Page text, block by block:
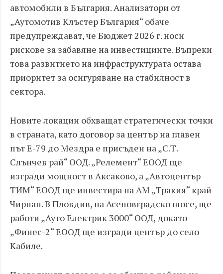
автомобили в България. Анализатори от
„Аутомотив Клъстер България“ обаче
предупреждават, че Бюджет 2026 г. носи
рискове за забавяне на инвестициите. Въпреки
това развитието на инфраструктурата остава
приоритет за осигуряване на стабилност в
сектора.
Новите локации обхващат стратегически точки
в страната, като договор за център на главен
път Е-79 до Мездра е присъден на „С.Т.
Слънчев рай“ ООД. „Релемент“ ЕООД ще
изгради мощност в Аксаково, а „Автоцентър
ТИМ“ ЕООД ще инвестира на АМ „Тракия“ край
Чирпан. В Пловдив, на Асеновградско шосе, ще
работи „Ауто Електрик 3000“ ООД, докато
„Финес-2“ ЕООД ще изгради център до село
Кабиле.